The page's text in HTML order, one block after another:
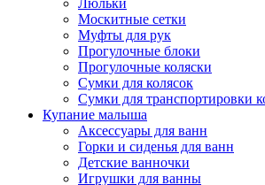
Люльки
Москитные сетки
Муфты для рук
Прогулочные блоки
Прогулочные коляски
Сумки для колясок
Сумки для транспортировки
Купание малыша
Аксессуары для ванн
Горки и сиденья для ванн
Детские ванночки
Игрушки для ванны